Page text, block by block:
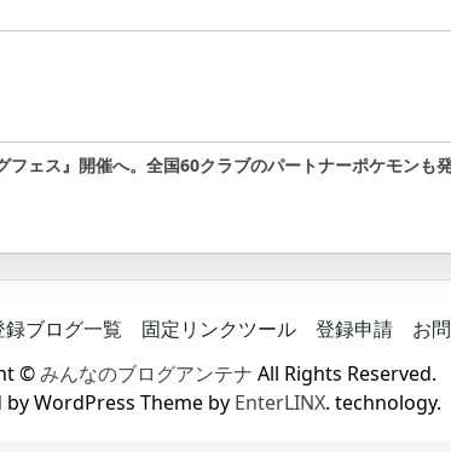
フェス』開催へ。全国60クラブのパートナーポケモンも
録ブログ一覧 固定リンクツール 登録申請
お
©みんなのブログアンテナ All Rights Reserved.
by WordPress Theme by EnterLINX. technology.